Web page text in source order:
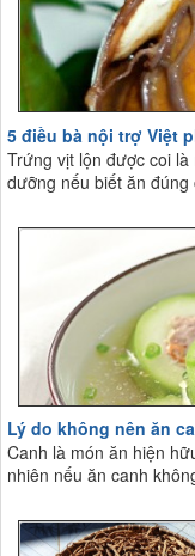
5 điều bà nội trợ Việt
Trứng vịt lộn được coi
dưỡng nếu biết ăn đúng
Lý do không nên ăn
Canh là món ăn hiện
nhiên nếu ăn canh